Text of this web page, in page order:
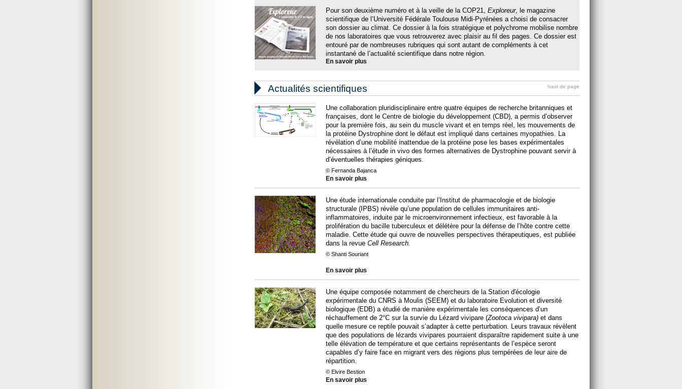
Pour son deuxième numéro et à la veille de la COP21, Exploreur, le magazine
scientifique de l’Université Fédérale Toulouse Midi-Pyrénées a choisi de consacrer
son dossier au climat. Ce dossier à la fois stratégique et polychrome mobilise nombre
de nos laboratoires que vous retrouverez avec plaisir au fil des pages. Ce dossier est
entouré par de nombreuses rubriques qui sont autant de compléments à cet
instantané de l’actualité scientifique dans notre région.
En savoir plus
 Actualités scientifiques haut de page
Une collaboration pluridisciplinaire entre quatre équipes de recherche britanniques et
françaises, dont le Centre de biologie du développement (CBD), a permis d’observer
pour la première fois, au sein du muscle vivant et en temps réel, les mouvements de
la protéine Dystrophine dont le défaut est impliqué dans certaines myopathies. La
révélation d’une mobilité inattendue de la protéine pose les bases expérimentales
nécessaires à l’étude in vivo des formes alternatives de Dystrophine pouvant servir à
d’éventuelles thérapies géniques.
© Fernanda Bajanca
En savoir plus
Une étude internationale conduite par l’Institut de pharmacologie et de biologie
structurale (IPBS) révèle qu’une population de cellules immunitaires anti-
inflammatoires, induite par le microenvironnement infectieux, est favorable à la
prolifération du bacille tuberculeux et délétère pour la défense de l’hôte contre cette
maladie. Cette étude qui ouvre de nouvelles perspectives thérapeutiques, est publiée
dans la revue Cell Research.
© Shanti Souriant
En savoir plus
Une équipe composée notamment de chercheurs de la Station d'écologie
expérimentale du CNRS à Moulis (SEEM) et du laboratoire Evolution et diversité
biologique (EDB) a étudié de manière expérimentale les conséquences d’un
réchauffement de 2°C sur la survie du Lézard vivipare (Zootoca vivipara) et dans
quelle mesure ce reptile pouvait s’adapter à cette perturbation. Leurs travaux révèlent
que des populations de lézards vivipares pourraient disparaître rapidement suite à une
telle élévation de température et que certains représentants de l’espèce seront
capables d’y faire face en migrant vers des régions plus tempérées de leur aire de
répartition.
© Elvire Bestion
En savoir plus